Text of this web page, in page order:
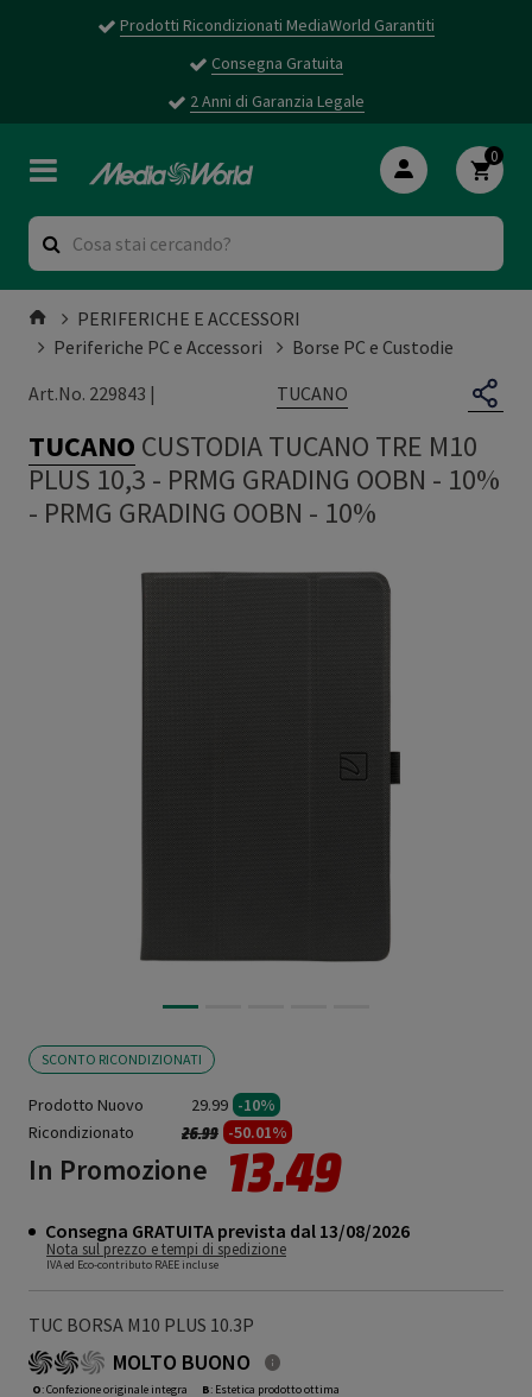
Prodotti Ricondizionati MediaWorld Garantiti
Consegna Gratuita
2 Anni di Garanzia Legale
0
PERIFERICHE E ACCESSORI
Periferiche PC e Accessori
Borse PC e Custodie
Art.No. 229843 |
TUCANO
TUCANO CUSTODIA TUCANO TRE M10
PLUS 10,3 - PRMG GRADING OOBN - 10%
- PRMG GRADING OOBN - 10%
SCONTO RICONDIZIONATI
Prodotto Nuovo 29.99 -10%
Ricondizionato
Prezzo ridotto da
26.99a -50.01%
In Promozione 13.49
Consegna GRATUITA prevista dal 13/08/2026
Nota sul prezzo e tempi di spedizione
IVA ed Eco-contributo RAEE incluse
TUC BORSA M10 PLUS 10.3P
MOLTO BUONO
O: Confezione originale integra
B: Estetica prodotto ottima